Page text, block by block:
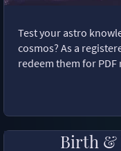
Test your astro
cosmos? As a
redeem them for PDF
Birth &